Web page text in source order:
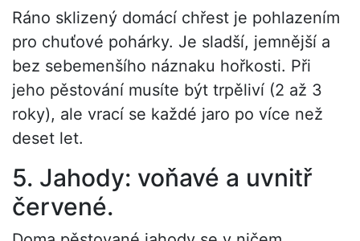
Ráno sklizený domácí chřest je pohlazením
pro chuťové pohárky. Je sladší, jemnější a
bez sebemenšího náznaku hořkosti. Při
jeho pěstování musíte být trpěliví (2 až 3
roky), ale vrací se každé jaro po více než
deset let.
5. Jahody: voňavé a uvnitř
červené.